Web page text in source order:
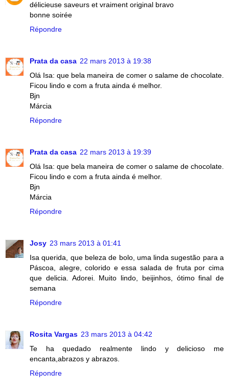
délicieuse saveurs et vraiment original bravo
bonne soirée
Répondre
Prata da casa 22 mars 2013 à 19:38
Olá Isa: que bela maneira de comer o salame de chocolate.
Ficou lindo e com a fruta ainda é melhor.
Bjn
Márcia
Répondre
Prata da casa 22 mars 2013 à 19:39
Olá Isa: que bela maneira de comer o salame de chocolate.
Ficou lindo e com a fruta ainda é melhor.
Bjn
Márcia
Répondre
Josy 23 mars 2013 à 01:41
Isa querida, que beleza de bolo, uma linda sugestão para a
Páscoa, alegre, colorido e essa salada de fruta por cima
que delicia. Adorei. Muito lindo, beijinhos, ótimo final de
semana
Répondre
Rosita Vargas 23 mars 2013 à 04:42
Te ha quedado realmente lindo y delicioso me
encanta,abrazos y abrazos.
Répondre